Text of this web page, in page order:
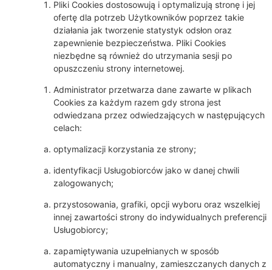
Pliki Cookies dostosowują i optymalizują stronę i jej
ofertę dla potrzeb Użytkowników poprzez takie
działania jak tworzenie statystyk odsłon oraz
zapewnienie bezpieczeństwa. Pliki Cookies
niezbędne są również do utrzymania sesji po
opuszczeniu strony internetowej.
Administrator przetwarza dane zawarte w plikach
Cookies za każdym razem gdy strona jest
odwiedzana przez odwiedzających w następujących
celach:
optymalizacji korzystania ze strony;
identyfikacji Usługobiorców jako w danej chwili
zalogowanych;
przystosowania, grafiki, opcji wyboru oraz wszelkiej
innej zawartości strony do indywidualnych preferencji
Usługobiorcy;
zapamiętywania uzupełnianych w sposób
automatyczny i manualny, zamieszczanych danych z